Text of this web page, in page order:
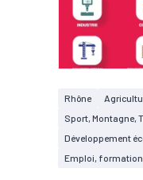
Rhône
Sport, Montagne,
Développement
Emploi, formation